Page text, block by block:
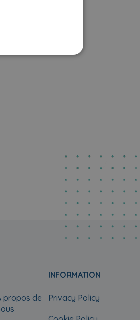
propos de
INFORMATION
Privacy Policy